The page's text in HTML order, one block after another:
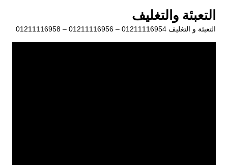
المحتوى
التعبئة والتغليف
التعبئة و التغليف 01211116954 – 01211116956 – 01211116958